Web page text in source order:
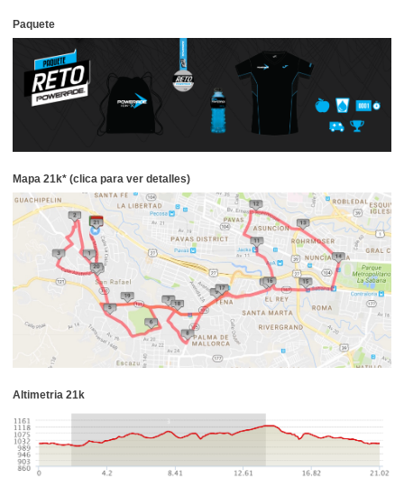
Paquete
Mapa 21k* (clica para ver detalles)
Altimetria 21k